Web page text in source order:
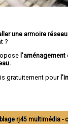
une armoire réseau
?
gratuitement pour
rj45 multimédia -